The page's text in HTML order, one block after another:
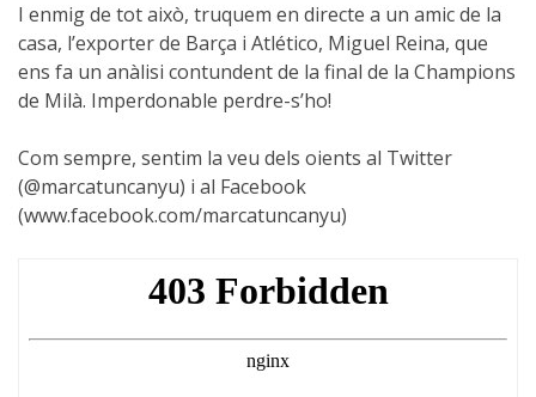
I enmig de tot això, truquem en directe a un amic de la
casa, l’exporter de Barça i Atlético, Miguel Reina, que
ens fa un anàlisi contundent de la final de la Champions
de Milà. Imperdonable perdre-s’ho!
Com sempre, sentim la veu dels oients al Twitter
(@marcatuncanyu) i al Facebook
(www.facebook.com/marcatuncanyu)